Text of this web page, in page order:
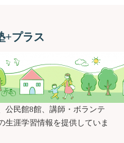
+プラス
公民館8館、講師・ボランテ
生涯学習情報を提供していま